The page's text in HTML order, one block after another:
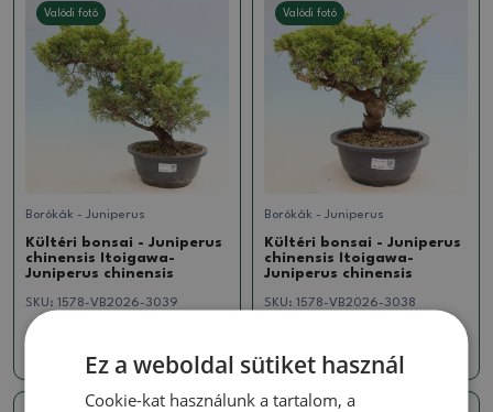
Valódi fotó
Borókák - Juniperus
Kültéri bonsai - Juniperus
chinensis Itoigawa-
Juniperus chinensis
SKU: 1578-VB2026-3039
Valódi fotó
Borókák - Juniperus
Kültéri bonsai - Juniperus
chinensis Itoigawa-
Juniperus chinensis
SKU: 1578-VB2026-3038
Ez a weboldal sütiket használ
Cookie-kat használunk a tartalom, a